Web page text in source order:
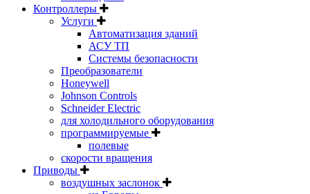
Контроллеры
Услуги
Автоматизация зданий
АСУ ТП
Системы безопасности
Преобразователи
Honeywell
Johnson Controls
Schneider Electric
для холодильного оборудования
программируемые
полевые
скорости вращения
Приводы
воздушных заслонок